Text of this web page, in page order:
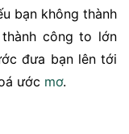
bạn không thành
công to lớn
đưa bạn lên tới
ước mơ.